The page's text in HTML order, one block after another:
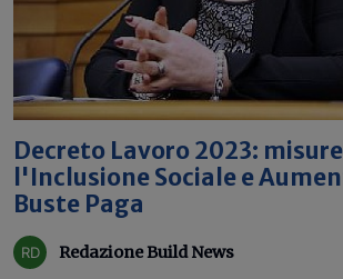
Decreto Lavoro 2023:
l'Inclusione Sociale e
Buste Paga
Redazione Build News